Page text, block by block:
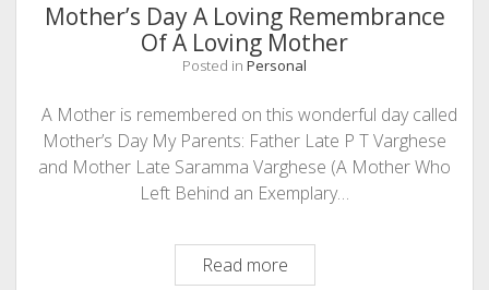
Mother’s Day A Loving Remembrance
Of A Loving Mother
Posted in Personal
A Mother is remembered on this wonderful day called
Mother’s Day My Parents: Father Late P T Varghese
and Mother Late Saramma Varghese (A Mother Who
Left Behind an Exemplary…
Read moreMother’s